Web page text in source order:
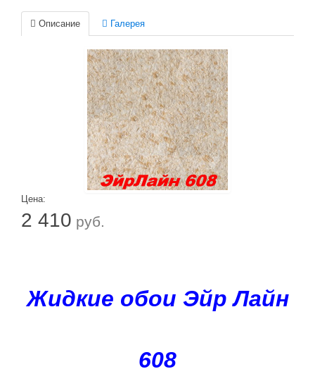
Описание Галерея
Цена:
2 410 руб.
Жидкие обои Эйр Лайн
608